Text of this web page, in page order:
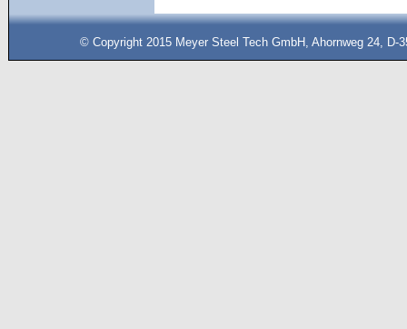
© Copyright 2015 Meyer Steel Tech GmbH, Ahornweg 24, D-